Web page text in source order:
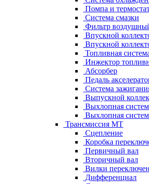
Помпа и
Система смазки
Фильтр
Впускной
Впускной
Топливная
Инжектор
Абсорбер
Педаль
Система
Выпускной
Выхлопная
Выхлопная
Трансмиссия МТ
Сцепление
Коробка
Первичный вал
Вторичный вал
Вилки
Дифференциал